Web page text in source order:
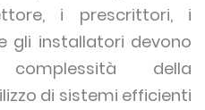
i prescrittori, i
gli installatori devono
della
di sistemi efficienti